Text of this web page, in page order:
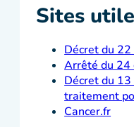
Sites
Décret du
Arrêté du 24
Décret du
traitement
Cancer.fr